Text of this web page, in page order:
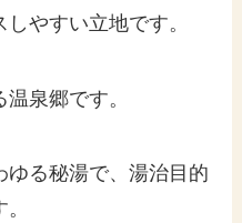
やすい立地です。
泉郷です。
ゆる秘湯で、湯治目的